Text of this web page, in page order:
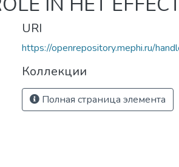
URI
https://openrepository.mephi.ru/
Коллекции
Полная страница элемента